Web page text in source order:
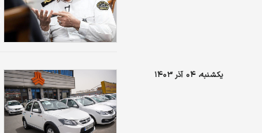
یکشنبه، ۰۴ آذر ۱۴۰۳